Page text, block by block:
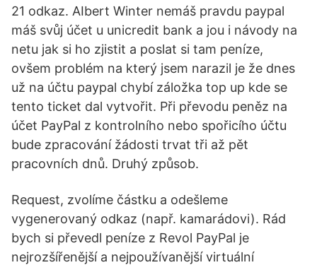
21 odkaz. AIbert Winter nemáš pravdu paypal
máš svůj účet u unicredit bank a jou i návody na
netu jak si ho zjistit a poslat si tam peníze,
ovšem problém na který jsem narazil je že dnes
už na účtu paypal chybí záložka top up kde se
tento ticket dal vytvořit. Při převodu peněz na
účet PayPal z kontrolního nebo spořicího účtu
bude zpracování žádosti trvat tři až pět
pracovních dnů. Druhý způsob.
Request, zvolíme částku a odešleme
vygenerovaný odkaz (např. kamarádovi). Rád
bych si převedl peníze z Revol PayPal je
nejrozšířenější a nejpoužívanější virtuální